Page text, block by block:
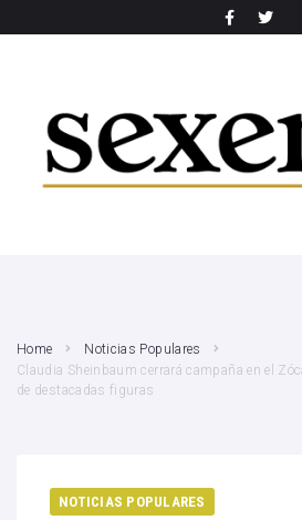
Home
Noticias Populares
Claudia Sheinbaum cerrará campaña en el
de destacadas figuras
NOTICIAS POPULARES
SEARCH THIS WEBSITE